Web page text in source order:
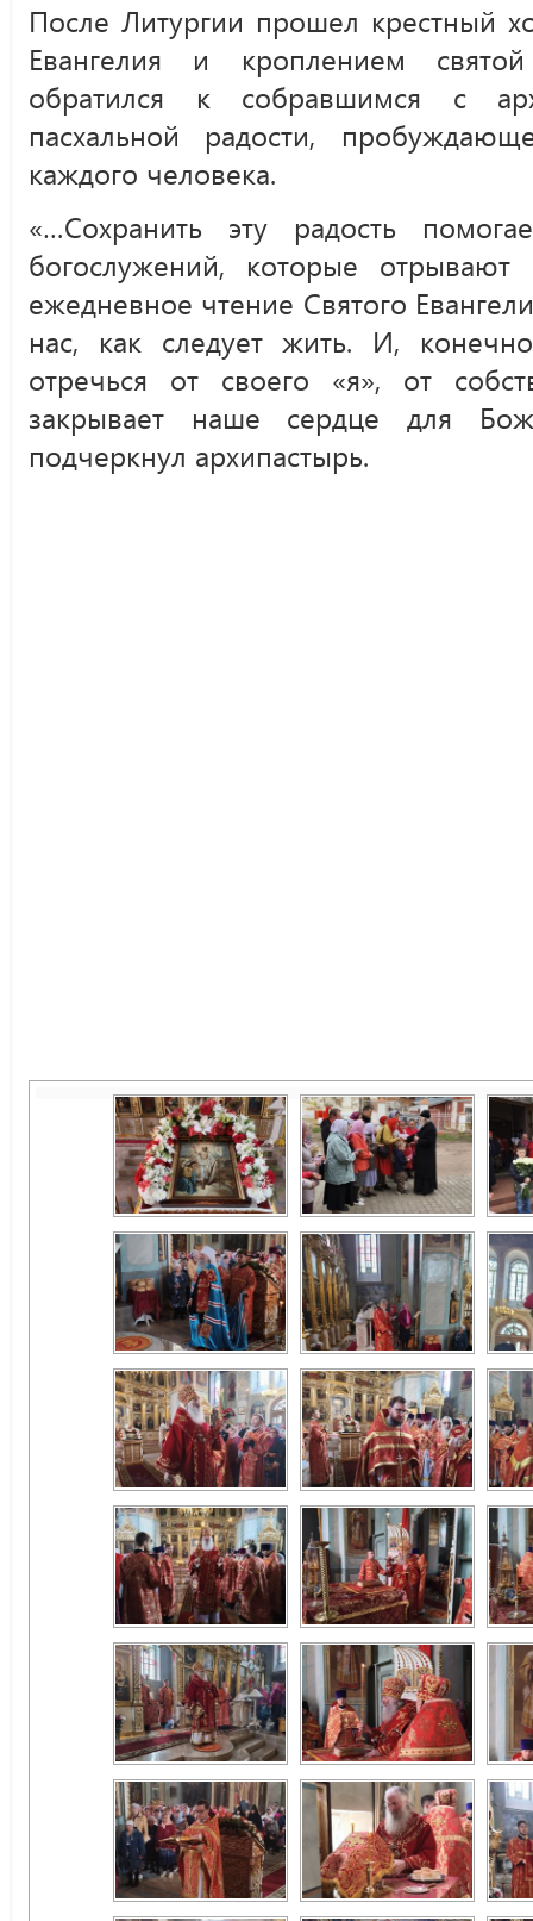
После Литургии прошел крестный
Евангелия и кроплением
обратился к собравшимся с
пасхальной радости,
каждого человека.
«…Сохранить эту радость
богослужений, которые
ежедневное чтение Святого
нас, как следует жить. И,
отречься от своего «я», от
закрывает наше сердце для
подчеркнул архипастырь.